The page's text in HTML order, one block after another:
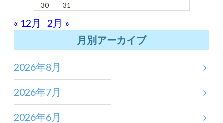
30
31
« 12月
2月 »
月別アーカイブ
2026年8月
2026年7月
2026年6月